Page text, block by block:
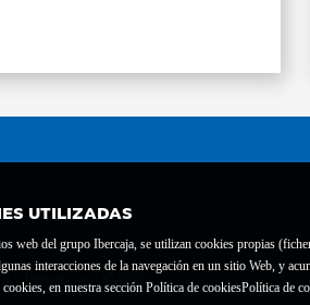
UTILIZADAS
web del grupo Ibercaja, se utilizan cookies propias
interacciones de la navegación en un sitio Web, y
en nuestra sección Política de cookiesPolítica de
y Deporte con el nº 1689.